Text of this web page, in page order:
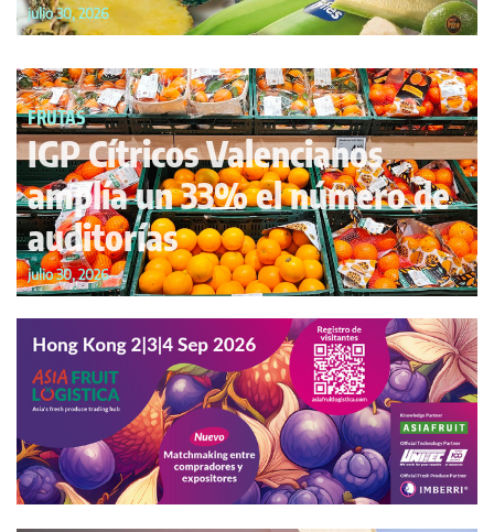
julio 30, 2026
FRUTAS
IGP Cítricos Valencianos
amplía un 33% el número de
auditorías
julio 30, 2026